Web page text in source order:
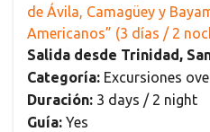
de Ávila, Camagüey y
Americanos” (3 días / 2
Salida desde Trinidad,
Categoría: Excursiones
Duración: 3 days / 2 night
Guía: Yes